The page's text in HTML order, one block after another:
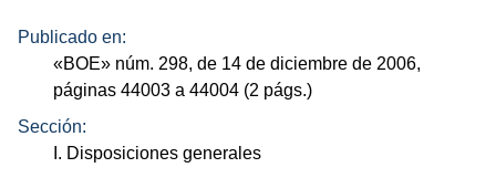
Publicado en:
«BOE» núm. 298, de 14 de diciembre de 2006,
páginas 44003 a 44004 (2 págs.)
Sección:
I. Disposiciones generales